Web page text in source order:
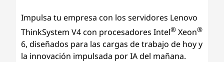
Impulsa tu empresa con los servidores Lenovo
ThinkSystem V4 con procesadores Intel® Xeon®
6, diseñados para las cargas de trabajo de hoy y
la innovación impulsada por IA del mañana.